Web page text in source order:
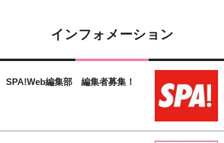
インフォメーション
SPA!Web編集部 編集者募集！